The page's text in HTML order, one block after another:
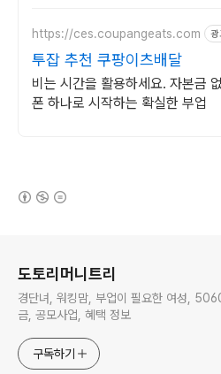
https://ces.coupangeats.com 광
투잡 추천 쿠팡이츠배달
비는 시간을 활용하세요. 자본금
폰 하나로 시작하는 확실한 부업
도토리머니트리
경단녀, 워킹맘, 부업이 필요한 여성,
금, 공모사업, 혜택 정보
구독하기